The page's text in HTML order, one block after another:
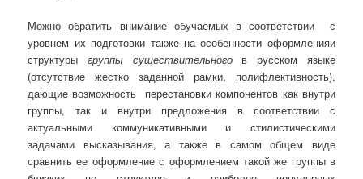
Можно обратить внимание обучаемых в соответствии с
уровнем их подготовки также на особенности оформленияи
структуры группы существительногов русском языке
(отсутствие жестко заданной рамки, полифлективность),
дающие возможность перестановки компонентов как внутри
группы, так и внутри предложения в соответствии с
актуальными коммуникативными и стилистическими
задачами высказывания, а также в самом общем виде
сравнить ее оформление с оформлением такой же группы в